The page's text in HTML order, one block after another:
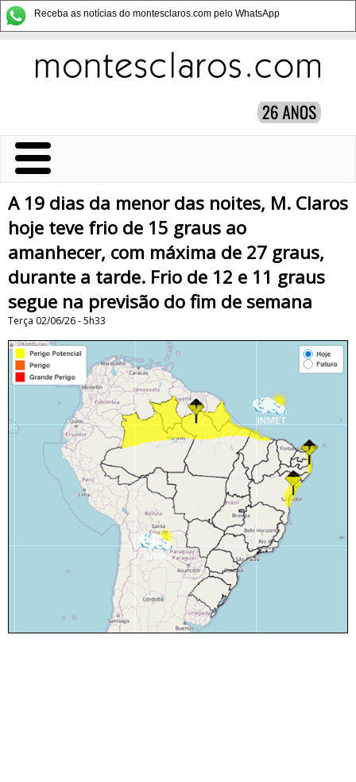
Receba as notícias do montesclaros.com pelo WhatsApp
A 19 dias da menor das noites, M. Claros
hoje teve frio de 15 graus ao
amanhecer, com máxima de 27 graus,
durante a tarde. Frio de 12 e 11 graus
segue na previsão do fim de semana
Terça 02/06/26 - 5h33